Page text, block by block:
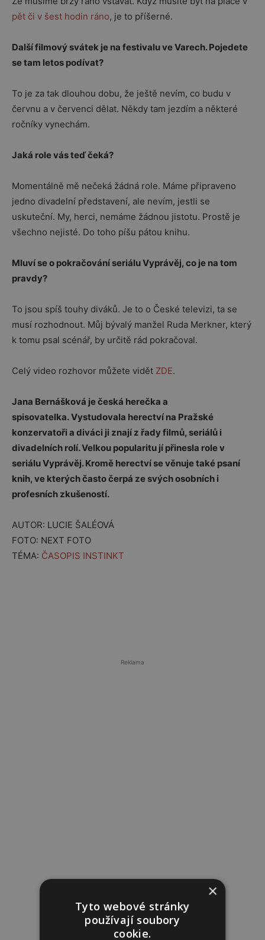
pět či v šest hodin ráno, je to příšerné.
Další filmový svátek je na festivalu ve Varech. Pojedete
se tam letos podívat?
To je za tak dlouhou dobu, že ještě nevím, co budu v
červnu a v červenci dělat. Někdy tam jezdím a některé
ročníky vynechám.
Jaká role vás teď čeká?
Momentálně mě nečeká žádná role. Máme připraveno
jedno divadelní představení, ale nevím, jestli se
uskuteční. My, herci, nemáme žádnou jistotu. Prostě je
všechno nejisté. Do toho píšu pátou knihu.
Mluví se o pokračování seriálu Vyprávěj, co je na tom
pravdy?
To jsou spíš touhy diváků. Je to o České televizi, ta se
musí rozhodnout. Můj bývalý manžel Ruda Merkner, který
k tomu psal scénář, by určitě rád pokračoval.
Celý video rozhovor můžete vidět ZDE.
Jana Bernášková ječeská herečka a
spisovatelka.Vystudovala herectví na Pražské
konzervatoři a diváci ji znají z řadyfilmů, seriálů i
divadelních rolí.Velkou popularitu jí přinesla rolev
seriáluVyprávěj.Kromě herectví sevěnujetaké psaní
knih, ve kterýchčastočerpá ze svýchosobních i
profesních zkušeností.
AUTOR: LUCIE ŠALÉOVÁ
FOTO: NEXT FOTO
TÉMA: ČASOPIS INSTINKT
Reklama
×
Tyto webové stránky
používají soubory
cookie.